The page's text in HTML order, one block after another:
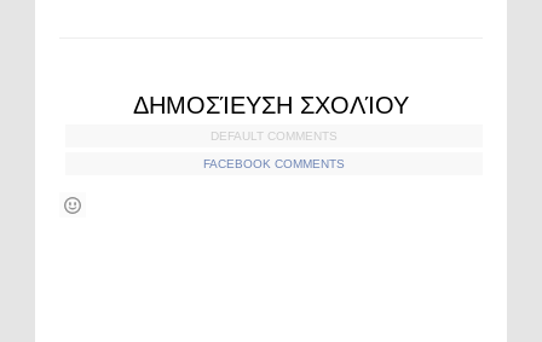
ΔΗΜΟΣΊΕΥΣΗ ΣΧΟΛΊΟΥ
DEFAULT COMMENTS
FACEBOOK COMMENTS